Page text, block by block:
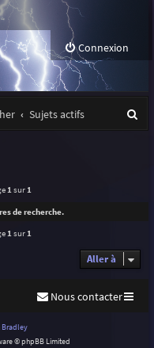
Connexion
Sujets actifs
c
1 sur 1
de recherche.
1 sur 1
Aller à
Nous contacter
Bradley
© phpBB Limited